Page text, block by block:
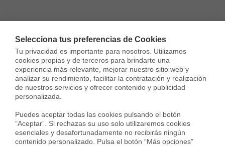
Encuentra la mejor
hipoteca posible para ti
Ir de banco en banco es del
pasado
Selecciona tus preferencias de Cookies
Tu privacidad es importante para nosotros. Utilizamos
cookies propias y de terceros para brindarte una
experiencia más relevante, mejorar nuestro sitio web y
analizar su rendimiento, facilitar la contratación y realización
de nuestros servicios y ofrecer contenido y publicidad
personalizada.
Puedes aceptar todas las cookies pulsando el botón
“Aceptar”. Si rechazas su uso solo utilizaremos cookies
esenciales y desafortunadamente no recibirás ningún
contenido personalizado. Pulsa el botón “Más opciones”